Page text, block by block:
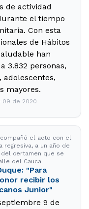
de actividad
el tiempo
Con esta
de Hábitos
han
3.832 personas,
adolescentes,
mayores.
09 de 2020
el acto con el
regresiva, a un año de
del certamen que se
del Cauca
"Para
recibir los
Junior"
9 de